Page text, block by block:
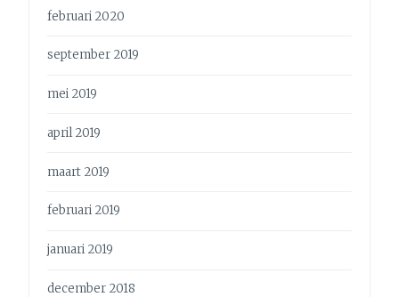
februari 2020
september 2019
mei 2019
april 2019
maart 2019
februari 2019
januari 2019
december 2018